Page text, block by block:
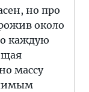
но про
около
каждую
массу